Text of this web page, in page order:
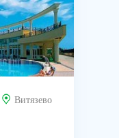
Витязево